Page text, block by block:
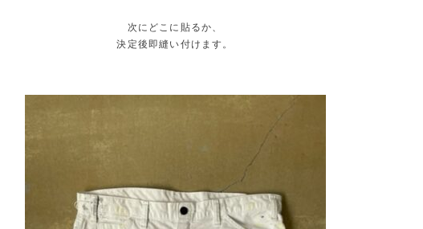
次にどこに貼るか、
決定後即縫い付けます。